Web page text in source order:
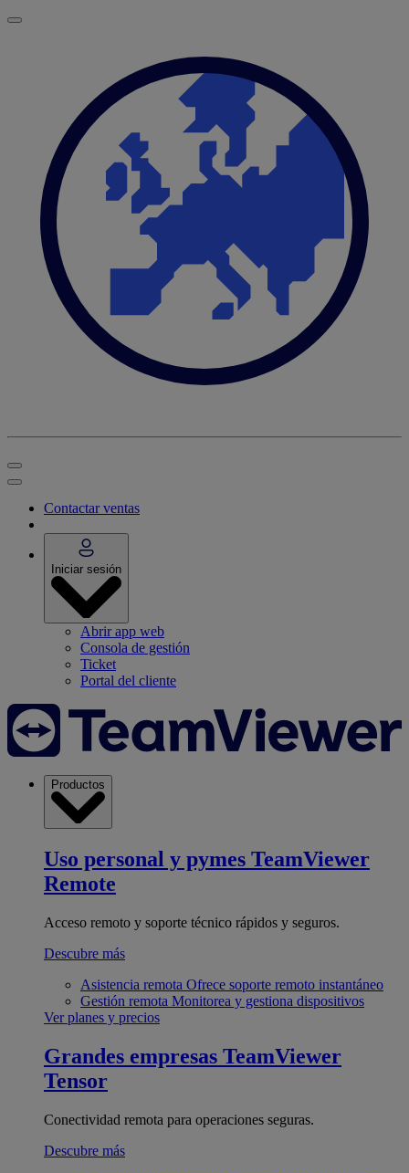
Contactar ventas
Iniciar sesión
Abrir app web
Consola de gestión
Ticket
Portal del cliente
Productos
Uso personal y pymes TeamViewer
Remote
Acceso remoto y soporte técnico rápidos y seguros.
Descubre más
Asistencia remota Ofrece soporte remoto instantáneo
Gestión remota Monitorea y gestiona dispositivos
Ver planes y precios
Grandes empresas TeamViewer
Tensor
Conectividad remota para operaciones seguras.
Descubre más